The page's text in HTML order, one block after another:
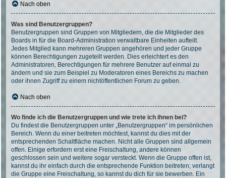
Nach oben
Was sind Benutzergruppen?
Benutzergruppen sind Gruppen von Mitgliedern, die die Mitglieder des
Boards in für die Board-Administration verwaltbare Einheiten aufteilt.
Jedes Mitglied kann mehreren Gruppen angehören und jeder Gruppe
können Berechtigungen zugeteilt werden. Dies erleichtert es den
Administratoren, Berechtigungen für mehrere Benutzer auf einmal zu
ändern und sie zum Beispiel zu Moderatoren eines Bereichs zu machen
oder ihnen Zugriff zu einem nichtöffentlichen Forum zu geben.
Nach oben
Wo finde ich die Benutzergruppen und wie trete ich ihnen bei?
Du findest die Benutzergruppen unter „Benutzergruppen“ im persönlichen
Bereich. Wenn du einer beitreten möchtest, kannst du dies mit der
entsprechenden Schaltfläche machen. Nicht alle Gruppen sind allgemein
offen. Einige erfordern erst eine Freischaltung, andere können
geschlossen sein und weitere sogar versteckt. Wenn die Gruppe offen ist,
kannst du ihr einfach durch die entsprechende Funktion beitreten; verlangt
die Gruppe eine Freischaltung, so kannst du dich für sie bewerben. Ein